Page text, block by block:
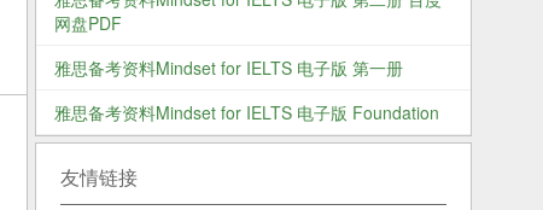
网盘PDF
雅思备考资料Mindset for IELTS 电子版 第一册
雅思备考资料Mindset for IELTS 电子版 Foundation
友情链接